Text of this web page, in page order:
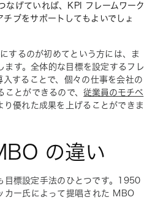
なげていれば、KPI フレームワーク
チブをサポートしてもよいでしょ
するのが初めてという方には、ま
ます。全体的な目標を設定するフレ
入することで、個々の仕事を会社の
ことができるので、従業員のモチベ
り優れた成果を上げることができま
の違い
目標設定手法のひとつです。1950
カー氏によって提唱された MBO